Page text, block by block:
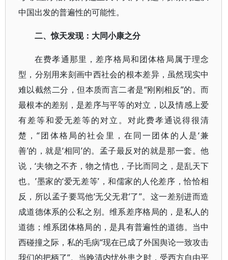
中国出发的普遍性的可能性。
二、惊天发现：大同小康之分
在费孝通那里，差序格局和团体格局属于理念
型，分别用来刻画中西社会的根本差异，虽然现实中
难以截然二分，但本质而言二者是“刚刚相反”的。而
最根本的差别，是差序与平等的对立，以及情感上爱
有差等和爱无差等的对立。对此费孝通说得很清
楚，“团体格局的社会里，在同一团体的人是‘兼
善’的，就是‘相同’的。孟子最反对的就是那一套。他
说，‘夫物之不齐，物之情也，子比而同之，是乱天下
也。’墨家的‘爱无差等’，和儒家的人伦差序，恰恰相
反，所以孟子要骂他‘无父无君’了”。这一差别进而造
成道德体系的公私之别。维系差序格局的，是私人的
道德；维系团体格局的，是具有普遍性的道德。当中
西碰撞之际，私的毛病“现在已成了外国舆论一致攻击
我们的把柄了”。当晚清内忧外患之时，受西方自由平